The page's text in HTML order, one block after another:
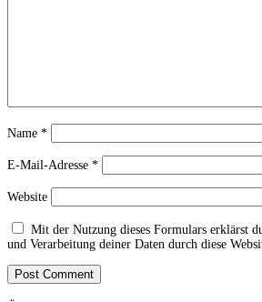
Name *
E-Mail-Adresse *
Website
Mit der Nutzung dieses Formulars erklärst
und Verarbeitung deiner Daten durch diese